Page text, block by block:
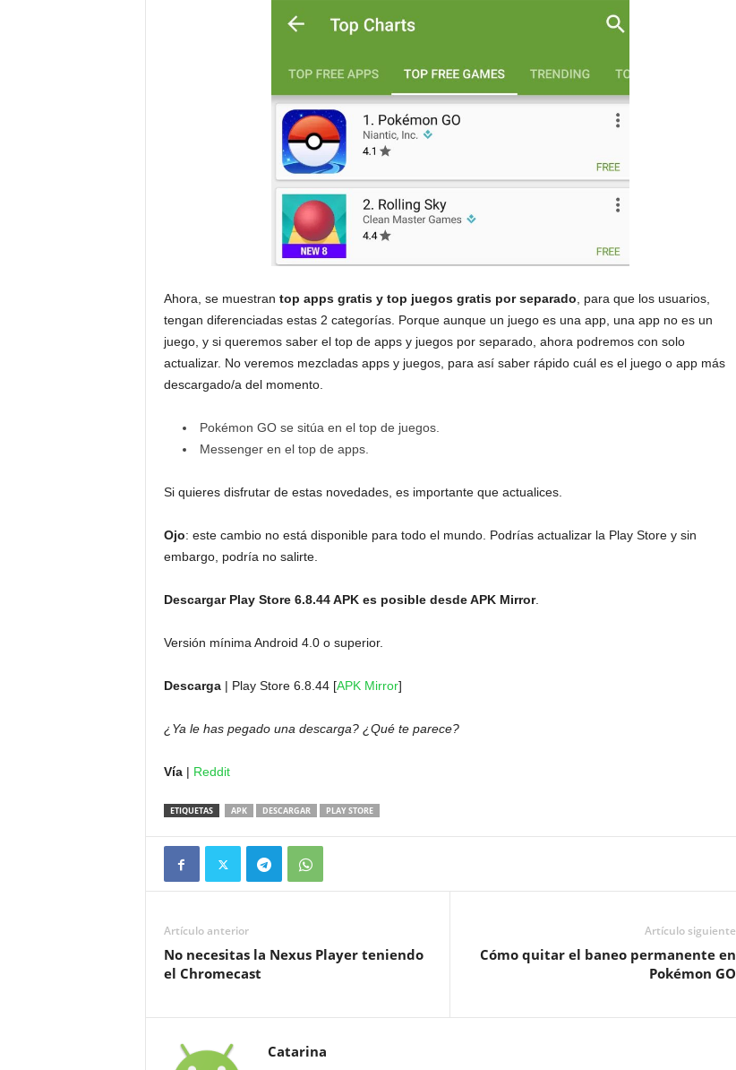
Ahora, se muestran top apps gratis y top juegos gratis por separado, para que los usuarios,
tengan diferenciadas estas 2 categorías. Porque aunque un juego es una app, una app no es un
juego, y si queremos saber el top de apps y juegos por separado, ahora podremos con solo
actualizar. No veremos mezcladas apps y juegos, para así saber rápido cuál es el juego o app más
descargado/a del momento.
Pokémon GO se sitúa en el top de juegos.
Messenger en el top de apps.
Si quieres disfrutar de estas novedades, es importante que actualices.
Ojo: este cambio no está disponible para todo el mundo. Podrías actualizar la Play Store y sin
embargo, podría no salirte.
Descargar Play Store 6.8.44 APK es posible desde APK Mirror.
Versión mínima Android 4.0 o superior.
Descarga| Play Store 6.8.44 [APK Mirror]
¿Ya le has pegado una descarga? ¿Qué te parece?
Vía| Reddit
ETIQUETAS APK DESCARGAR PLAY STORE
Artículo anterior
No necesitas la Nexus Player teniendo
el Chromecast
Artículo siguiente
Cómo quitar el baneo permanente en
Pokémon GO
Catarina